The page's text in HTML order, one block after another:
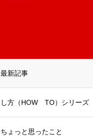
最新記事
し方（HOW TO）シリーズ
ちょっと思ったこと